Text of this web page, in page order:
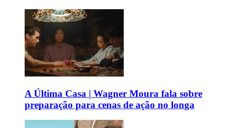
A Última Casa | Wagner Moura fala sobre
preparação para cenas de ação no longa